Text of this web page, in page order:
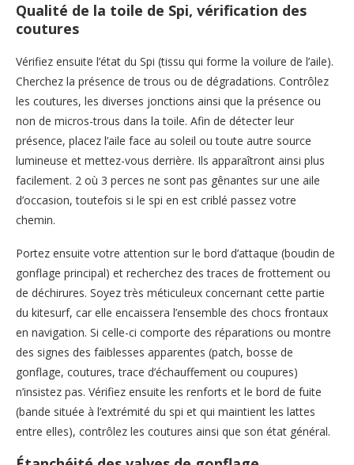
Qualité de la toile de Spi, vérification des
coutures
Vérifiez ensuite l’état du Spi (tissu qui forme la voilure de l’aile).
Cherchez la présence de trous ou de dégradations. Contrôlez
les coutures, les diverses jonctions ainsi que la présence ou
non de micros-trous dans la toile. Afin de détecter leur
présence, placez l’aile face au soleil ou toute autre source
lumineuse et mettez-vous derrière. Ils apparaîtront ainsi plus
facilement. 2 où 3 perces ne sont pas gênantes sur une aile
d’occasion, toutefois si le spi en est criblé passez votre
chemin.
Portez ensuite votre attention sur le bord d’attaque (boudin de
gonflage principal) et recherchez des traces de frottement ou
de déchirures. Soyez très méticuleux concernant cette partie
du kitesurf, car elle encaissera l’ensemble des chocs frontaux
en navigation. Si celle-ci comporte des réparations ou montre
des signes des faiblesses apparentes (patch, bosse de
gonflage, coutures, trace d’échauffement ou coupures)
n’insistez pas. Vérifiez ensuite les renforts et le bord de fuite
(bande située à l’extrémité du spi et qui maintient les lattes
entre elles), contrôlez les coutures ainsi que son état général.